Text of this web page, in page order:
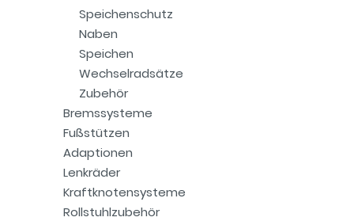
Speichenschutz
Naben
Speichen
Wechselradsätze
Zubehör
Bremssysteme
Fußstützen
Adaptionen
Lenkräder
Kraftknotensysteme
Rollstuhlzubehör